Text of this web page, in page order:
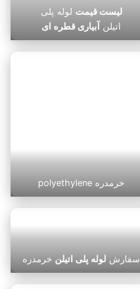
لیست قیمت لوله پلی
اتیلن
آبیاری قطره ای
polyethylene خرمدره
سفارش لوله پلی اتیلن خرمدره